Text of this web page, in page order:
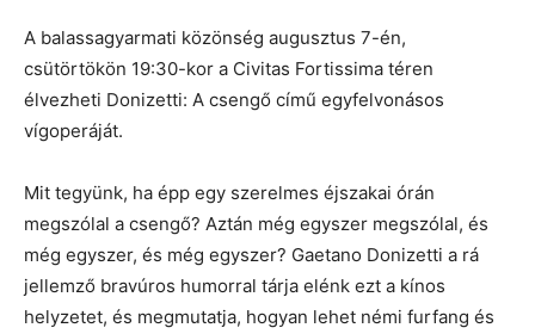
A balassagyarmati közönség augusztus 7-én,
csütörtökön 19:30-kor a Civitas Fortissima téren
élvezheti Donizetti: A csengő című egyfelvonásos
vígoperáját.
Mit tegyünk, ha épp egy szerelmes éjszakai órán
megszólal a csengő? Aztán még egyszer megszólal, és
még egyszer, és még egyszer? Gaetano Donizetti a rá
jellemző bravúros humorral tárja elénk ezt a kínos
helyzetet, és megmutatja, hogyan lehet némi furfang és